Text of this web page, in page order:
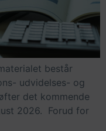
består
udvidelses- og
det kommende
2026. Forud for